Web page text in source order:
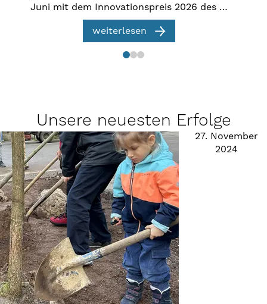
Juni mit dem Innovationspreis 2026 des …
weiterlesen
Unsere neuesten Erfolge
27. November
2024